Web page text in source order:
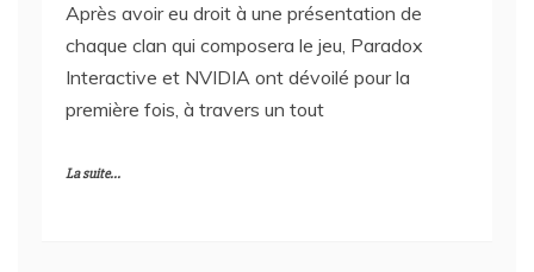
Après avoir eu droit à une présentation de
chaque clan qui composera le jeu, Paradox
Interactive et NVIDIA ont dévoilé pour la
première fois, à travers un tout
La suite...